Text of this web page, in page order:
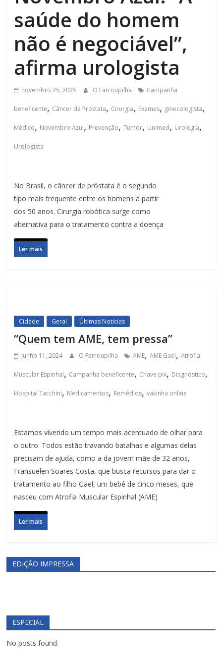
saúde do homem
não é negociável”,
afirma urologista
novembro 25, 2025 O Farroupilha Campanha
beneficente, Câncer de Próstata, Cirurgia, Exames, ginecologista,
Médico, Novembro Azul, Prevenção,Tumor, Unimed, Urologia,
Urologista
No Brasil, o câncer de próstata é o segundo
tipo mais frequente entre os homens a partir
dos 50 anos. Cirurgia robótica surge como
alternativa para o tratamento contra a doença
Ler mais
Cidade Geral Últimas Notícias
“Quem tem AME, tem pressa”
junho 11, 2024 O Farroupilha AME,AME Gael,Atrofia
Muscular Espinhal, Campanha beneficente, Chave pix, Diagnóstico,
Hospital Tacchini, Medicamentos, Remédios,vakinha online
Estamos vivendo um tempo mais acentuado de olhar para
o outro. Todos estão travando batalhas e algumas delas
precisam de ajuda, como a da jovem mãe de 32 anos,
Fransuelen Soares Costa, que busca recursos para dar o
tratamento ao filho Gael, um bebê de cinco meses, que
nasceu com Atrofia Muscular Espinhal (AME)
Ler mais
EDIÇÃO IMPRESSA
ESPECIAL
No posts found.